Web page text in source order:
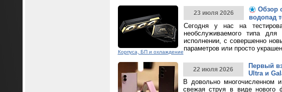
Корпуса, БП и охлаждение
23 июля 2026
Обзор
водопад
Сегодня у нас на
необслуживаемого типа
исполнении, с совершенно
параметров или просто
22 июля 2026
Первый
Ultra и
В довольно многочисленном
свежая струя в виде нового